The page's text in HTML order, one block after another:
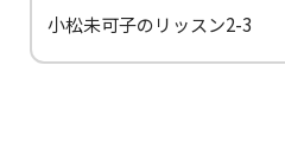
小松未可子のリッスン2-3